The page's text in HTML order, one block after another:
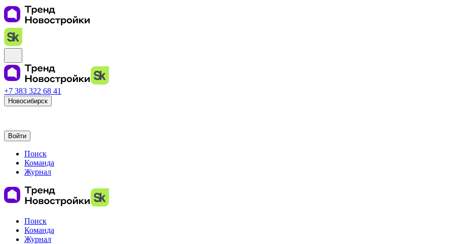
+7 383 322 68 41
Новосибирск
Войти
Поиск
Команда
Журнал
Поиск
Команда
Журнал